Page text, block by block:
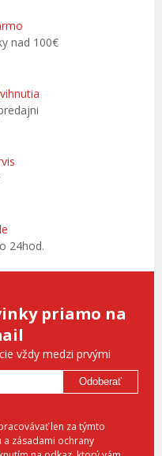
nad 100€
24hod.
priamo na
vždy medzi prvými
Odoberať
len za týmto
zásadami ochrany